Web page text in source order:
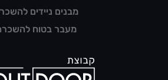
מבנים ניידים
מעבר בטוח